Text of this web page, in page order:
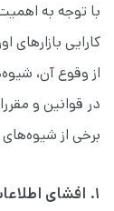
با توجه به
کارایی
از وقوع آن،
در قوانین و
برخی از
۱. افشای اطلاعات